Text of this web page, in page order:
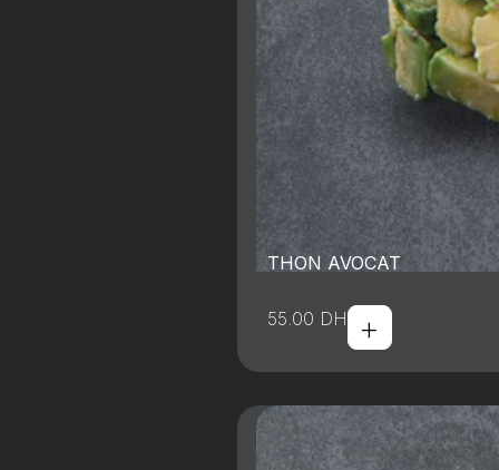
THON AVOCAT
55.00 DH +